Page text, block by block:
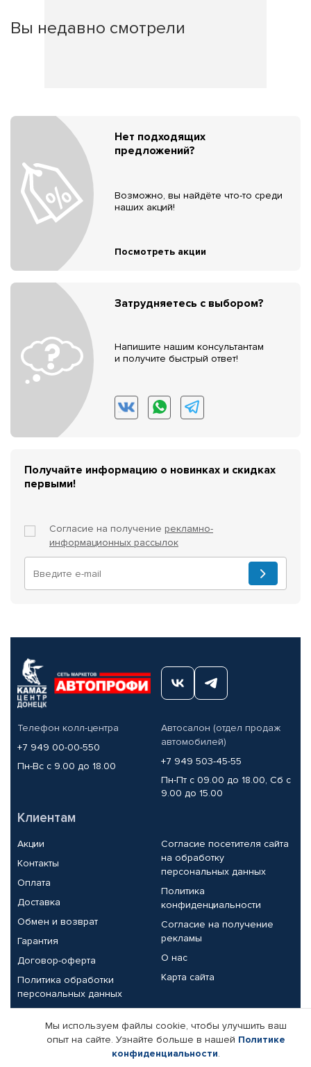
Вы недавно смотрели
Нет подходящих
предложений?
Возможно, вы найдёте что-то среди
наших акций!
Посмотреть акции
Затрудняетесь с выбором?
Напишите нашим консультантам
и получите быстрый ответ!
Получайте информацию о новинках и скидках
первыми!
Согласие на получение рекламно-
информационных рассылок
Телефон колл-центра
+7 949 00-00-550
Пн-Вс с 9.00 до 18.00
Автосалон (отдел продаж
автомобилей)
+7 949 503-45-55
Пн-Пт с 09.00 до 18.00, Сб с
9.00 до 15.00
Клиентам
Акции
Контакты
Оплата
Доставка
Обмен и возврат
Гарантия
Договор-оферта
Политика обработки
персональных данных
Согласие посетителя сайта
на обработку
персональных данных
Политика
конфиденциальности
Согласие на получение
рекламы
О нас
Карта сайта
Партнерам
Корпоративным клиентам
Реквизиты компании
Мы используем файлы cookie, чтобы улучшить ваш
опыт на сайте. Узнайте больше в нашей Политике
конфиденциальности.